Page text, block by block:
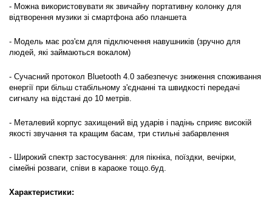
- Можна використовувати як звичайну портативну колонку для
відтворення музики зі смартфона або планшета
- Модель має роз'єм для підключення навушників (зручно для
людей, які займаються вокалом)
- Сучасний протокол Bluetooth 4.0 забезпечує зниження споживання
енергії при більш стабільному з'єднанні та швидкості передачі
сигналу на відстані до 10 метрів.
- Металевий корпус захищений від ударів і падінь сприяє високій
якості звучання та кращим басам, три стильні забарвлення
- Широкий спектр застосування: для пікніка, поїздки, вечірки,
сімейні розваги, співи в караоке тощо.буд.
Характеристики: